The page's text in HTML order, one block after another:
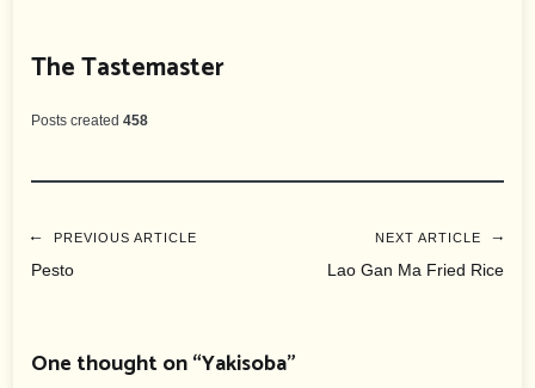
The Tastemaster
Posts created 458
Beitragsnavigation
PREVIOUS ARTICLE
Pesto
NEXT ARTICLE
Lao Gan Ma Fried Rice
One thought on “Yakisoba”